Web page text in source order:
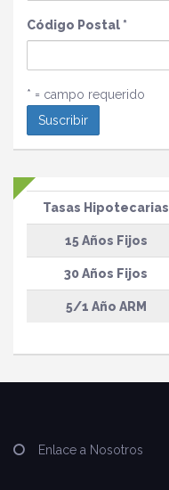
Código Postal*
* = campo requerido
Tasas Hipotecarias
15 Años Fijos
30 Años Fijos
5/1 Año ARM
Enlace a Nosotros